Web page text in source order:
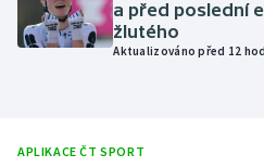
Plavání
Ragby
a před poslední
žlutého
Aktualizováno před 12 hod
APLIKACE ČT SPORT